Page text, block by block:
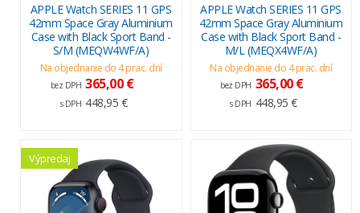
APPLE Watch SERIES 11 GPS
42mm Space Gray Aluminium
Case with Black Sport Band -
S/M (MEQW4WF/A)
Na objednanie do 4 prac. dní
bez DPH 365,00 €
s DPH 448,95 €
APPLE Watch SERIES 11 GPS
42mm Space Gray Aluminium
Case with Black Sport Band -
M/L (MEQX4WF/A)
Na objednanie do 4 prac. dní
bez DPH 365,00 €
s DPH 448,95 €
Výpredaj